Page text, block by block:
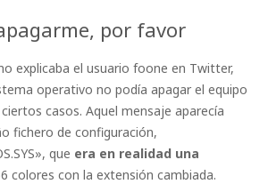
por favor
explicaba el usuario foone en Twitter,
operativo no podía apagar el equipo
casos. Aquel mensaje aparecía
fichero de configuración,
que era en realidad una
colores con la extensión cambiada.